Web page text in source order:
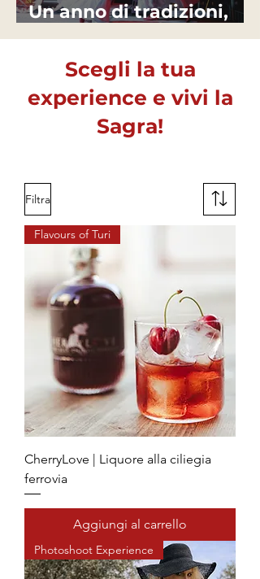
Un anno di tradizioni,
incontri e festa
Scegli la tua
experience e vivi la
Sagra!
Filtra
Flavours of Turi
CherryLove | Liquore alla ciliegia
ferrovia
Aggiungi al carrello
Photoshoot Experience